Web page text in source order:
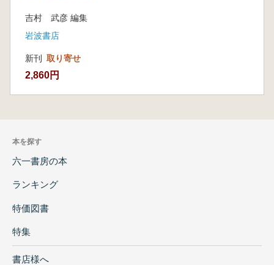
吉村 武彦 編集
岩波書店
新刊 取り寄せ
2,860円
本を探す
六一書房の本
ランキング
特価図書
特集
書店様へ